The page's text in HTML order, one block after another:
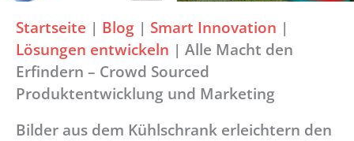
Startseite | Blog | Smart Innovation |
Lösungen entwickeln | Alle Macht den
Erfindern – Crowd Sourced
Produktentwicklung und Marketing
Bilder aus dem Kühlschrank erleichtern den